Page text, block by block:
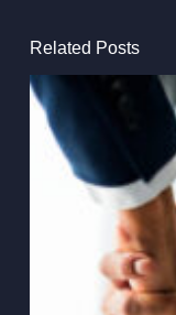
Related Posts